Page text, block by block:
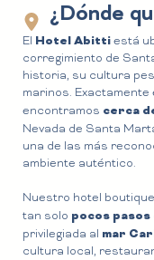
¿Dónde
El Hotel Abittiestá
corregimiento de
historia, su cultura
marinos. Exactamente
encontramos cerca
Nevada de Santa
una de las más
ambiente auténtico.
Nuestro hotel
tan solo pocos
privilegiada al mar
cultura local,